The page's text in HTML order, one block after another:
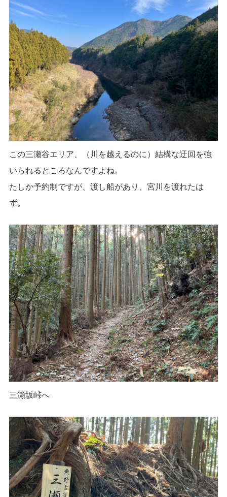
この三瀬谷エリア、（川を越えるのに）結構な迂回を強
いられるところなんですよね。
たしか予約制ですが、渡し船があり、宮川を渡れたは
ず。
三瀬坂峠へ